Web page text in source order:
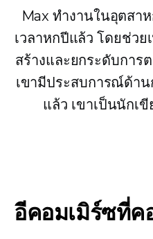
Max ทำงานในอุตสา
เวลาหกปีแล้ว โดยช่ว
สร้างและยกระดับการ
เขามีประสบการณ์ด้าน
แล้ว เขาเป็นนักเ
อีคอมเมิร์ซที่